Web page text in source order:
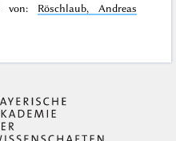
von: Röschlaub, Andreas